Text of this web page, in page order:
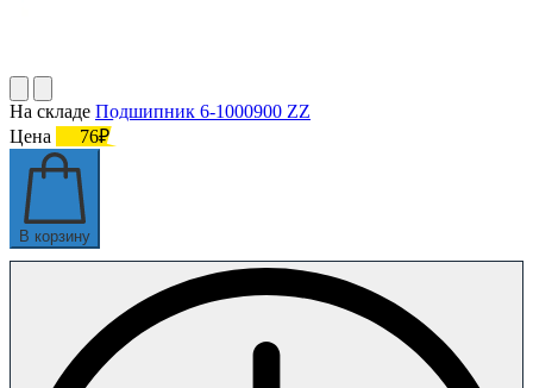
На складе Подшипник 6-1000900 ZZ
Цена
76₽
В корзину